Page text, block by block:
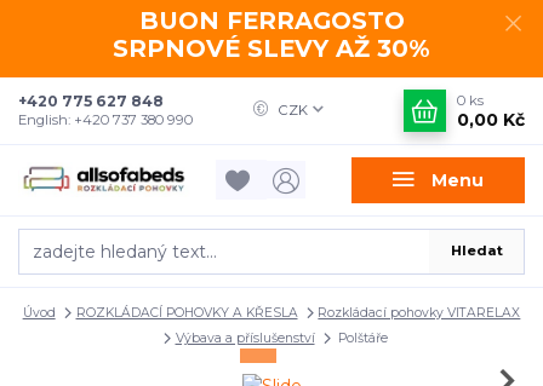
BUON FERRAGOSTO
SRPNOVÉ SLEVY AŽ 30%
Menu
CZK
Hledat
+420 775 627 848
English: +420 737 380 990
0 ks
0,00 Kč
Úvod ROZKLÁDACÍ POHOVKY A KŘESLA
Rozkládací pohovky VITARELAX
Výbava a příslušenství
Polštáře